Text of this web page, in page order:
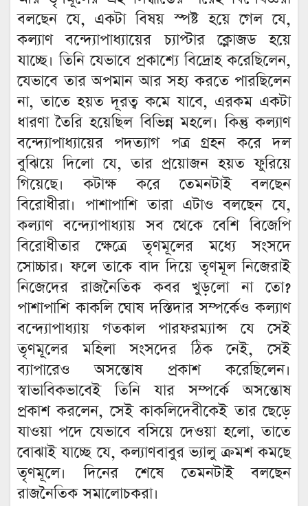
বলছেন যে, একটা বিষয় স্পষ্ট হয়ে গেল যে,
কল্যাণ বন্দ্যোপাধ্যায়ের চ্যাপ্টার ক্লোজড হয়ে
যাচ্ছে। তিনি যেভাবে প্রকাশ্যে বিদ্রোহ করেছিলেন,
যেভাবে তার অপমান আর সহ্য করতে পারছিলেন
না, তাতে হয়ত দূরত্ব কমে যাবে, এরকম একটা
ধারণা তৈরি হয়েছিল বিভিন্ন মহলে। কিন্তু কল্যাণ
বন্দ্যোপাধ্যায়ের পদত্যাগ পত্র গ্রহন করে দল
বুঝিয়ে দিলো যে, তার প্রয়োজন হয়ত ফুরিয়ে
গিয়েছে। কটাক্ষ করে তেমনটাই বলছেন
বিরোধীরা। পাশাপাশি তারা এটাও বলছেন যে,
কল্যাণ বন্দ্যোপাধ্যায় সব থেকে বেশি বিজেপি
বিরোধীতার ক্ষেত্রে তৃণমূলের মধ্যে সংসদে
সোচ্চার। ফলে তাকে বাদ দিয়ে তৃণমূল নিজেরাই
নিজেদের রাজনৈতিক কবর খুড়লো না তো?
পাশাপাশি কাকলি ঘোষ দস্তিদার সম্পর্কেও কল্যাণ
বন্দ্যোপাধ্যায় গতকাল পারফরম্যান্স যে সেই
তৃণমূলের মহিলা সংসদের ঠিক নেই, সেই
ব্যাপারেও অসন্তোষ প্রকাশ করেছিলেন।
স্বাভাবিকভাবেই তিনি যার সম্পর্কে অসন্তোষ
প্রকাশ করলেন, সেই কাকলিদেবীকেই তার ছেড়ে
যাওয়া পদে যেভাবে বসিয়ে দেওয়া হলো, তাতে
বোঝাই যাচ্ছে যে, কল্যাণবাবুর ভ্যালু ক্রমশ কমছে
তৃণমূলে। দিনের শেষে তেমনটাই বলছেন
রাজনৈতিক সমালোচকরা।